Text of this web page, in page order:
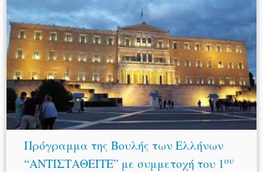
Πρόγραμμα της Βουλής των Ελλήνων
“ΑΝΤΙΣΤΑΘΕΊΤΕ” με συμμετοχή του 1ου